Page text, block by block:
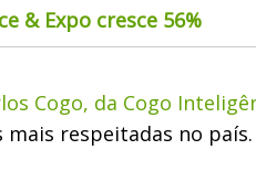
& Expo cresce 56%
Cogo, da Cogo
mais respeitadas no país.